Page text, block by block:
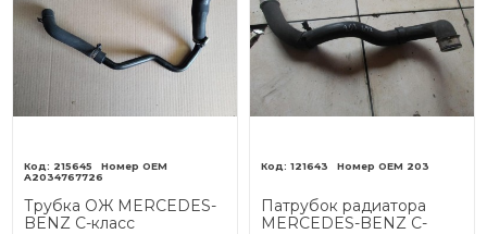
215645
A2034767726
Трубка ОЖ MERCEDES-
BENZ C-класс
121643 203
Патрубок радиатора
MERCEDES-BENZ C-